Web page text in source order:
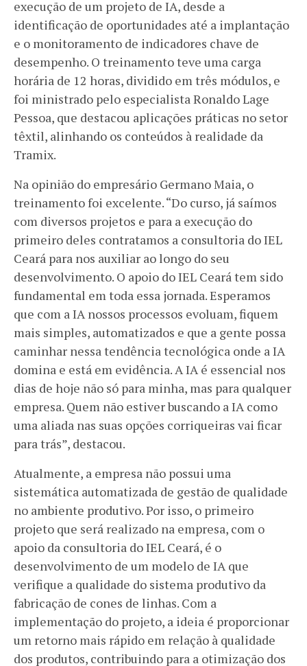
execução de um projeto de IA, desde a
identificação de oportunidades até a implantação
e o monitoramento de indicadores chave de
desempenho. O treinamento teve uma carga
horária de 12 horas, dividido em três módulos, e
foi ministrado pelo especialista Ronaldo Lage
Pessoa, que destacou aplicações práticas no setor
têxtil, alinhando os conteúdos à realidade da
Tramix.
Na opinião do empresário Germano Maia, o
treinamento foi excelente. “Do curso, já saímos
com diversos projetos e para a execução do
primeiro deles contratamos a consultoria do IEL
Ceará para nos auxiliar ao longo do seu
desenvolvimento. O apoio do IEL Ceará tem sido
fundamental em toda essa jornada. Esperamos
que com a IA nossos processos evoluam, fiquem
mais simples, automatizados e que a gente possa
caminhar nessa tendência tecnológica onde a IA
domina e está em evidência. A IA é essencial nos
dias de hoje não só para minha, mas para qualquer
empresa. Quem não estiver buscando a IA como
uma aliada nas suas opções corriqueiras vai ficar
para trás”, destacou.
Atualmente, a empresa não possui uma
sistemática automatizada de gestão de qualidade
no ambiente produtivo. Por isso, o primeiro
projeto que será realizado na empresa, com o
apoio da consultoria do IEL Ceará, é o
desenvolvimento de um modelo de IA que
verifique a qualidade do sistema produtivo da
fabricação de cones de linhas. Com a
implementação do projeto, a ideia é proporcionar
um retorno mais rápido em relação à qualidade
dos produtos, contribuindo para a otimização dos